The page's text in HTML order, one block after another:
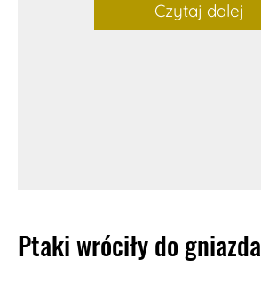
Czytaj dalej
Ptaki wróciły do gniazda